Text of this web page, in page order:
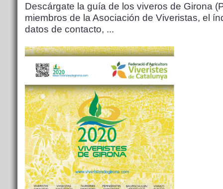
Descárgate la guía de los viveros de Girona
miembros de la Asociación de Viveristas, el
datos de contacto, ...